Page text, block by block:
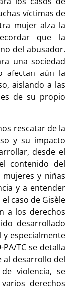
víctimas de
mujer alza la
que la
del abusador.
una sociedad
afectan aún la
aislando a las
de su propio
rescatar de la
y su impacto
desde el
contenido del
y niñas
y a entender
caso de Gisèle
a los derechos
desarrollado
especialmente
PA/TC se detalla
al desarrollo del
violencia, se
derechos